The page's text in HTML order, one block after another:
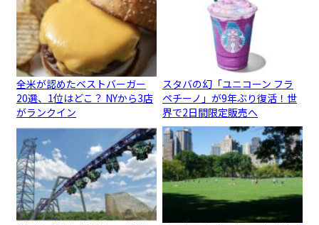
全米が認めたベストバーガー
20選、1位はどこ？ NYから3店
がランクイン
スタバの幻「ユニコーン フラ
ペチーノ」が9年ぶり復活！世
界で2日間限定販売へ